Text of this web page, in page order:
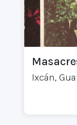
Ixcán,